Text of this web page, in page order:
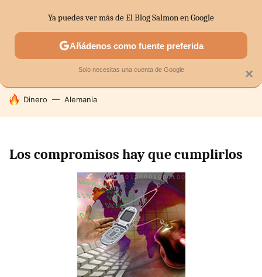
SECTORES ECONOMÍA DOMÉSTICA MERCADOS
HOY SE HABLA DE
Dinero Alemania
Los compromisos hay que cumplirlos
×
Ya puedes ver más de El Blog Salmon en Google
Añádenos como fuente preferida
Solo necesitas una cuenta de Google